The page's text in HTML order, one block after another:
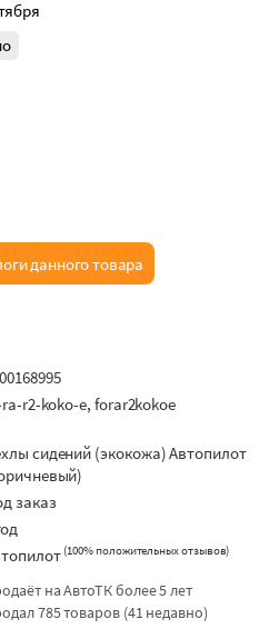
данного товара
r2-koko-e, forar2kokoe
сидений (экокожа) Автопилот
заказ
(100% положительных отзывов)
на АвтоТК более 5 лет
785 товаров (41 недавно)